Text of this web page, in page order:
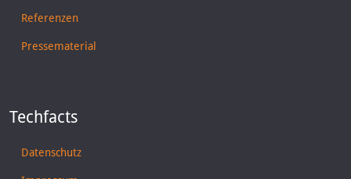
Referenzen
Pressematerial
Techfacts
Datenschutz